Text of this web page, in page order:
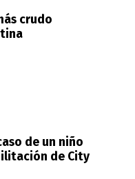
crudo
de un niño
de City